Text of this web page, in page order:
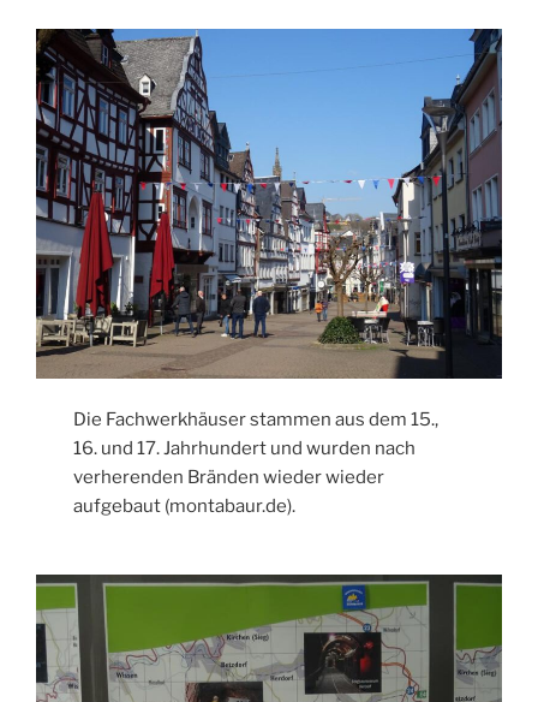
Die Fachwerkhäuser stammen aus dem 15.,
16. und 17. Jahrhundert und wurden nach
verherenden Bränden wieder wieder
aufgebaut (montabaur.de).